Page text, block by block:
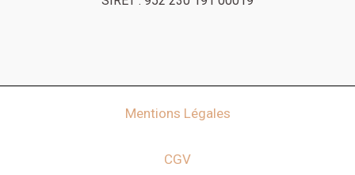
Mentions Légales
CGV